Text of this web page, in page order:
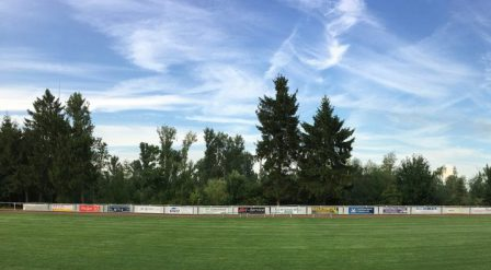
Zu
Inhalten
springen